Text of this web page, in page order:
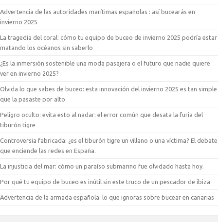
Advertencia de las autoridades marítimas españolas : así bucearás en
invierno 2025
La tragedia del coral: cómo tu equipo de buceo de invierno 2025 podría estar
matando los océanos sin saberlo
¿Es la inmersión sostenible una moda pasajera o el futuro que nadie quiere
ver en invierno 2025?
Olvida lo que sabes de buceo: esta innovación del invierno 2025 es tan simple
que la pasaste por alto
Peligro oculto: evita esto al nadar: el error común que desata la furia del
tiburón tigre
Controversia fabricada: ¿es el tiburón tigre un villano o una víctima? El debate
que enciende las redes en España.
La injusticia del mar: cómo un paraíso submarino fue olvidado hasta hoy.
Por qué tu equipo de buceo es inútil sin este truco de un pescador de ibiza
Advertencia de la armada española: lo que ignoras sobre bucear en canarias